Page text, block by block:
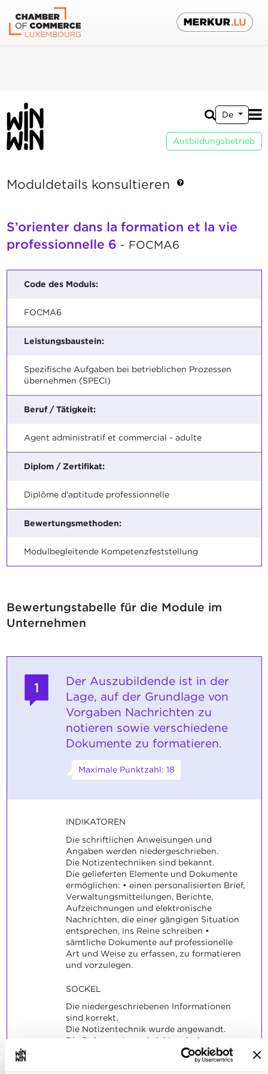
De
Ausbildungsbetrieb
Moduldetails konsultieren
S’orienter dans la formation et la vie
professionnelle 6 - FOCMA6
Code des Moduls:
FOCMA6
Leistungsbaustein:
Spezifische Aufgaben bei betrieblichen Prozessen
übernehmen (SPECI)
Beruf / Tätigkeit:
Agent administratif et commercial - adulte
Diplom / Zertifikat:
Diplôme d'aptitude professionnelle
Bewertungsmethoden:
Modulbegleitende Kompetenzfeststellung
Bewertungstabelle für die Module im
Unternehmen
1
Der Auszubildende ist in der
Lage, auf der Grundlage von
Vorgaben Nachrichten zu
notieren sowie verschiedene
Dokumente zu formatieren.
Maximale Punktzahl: 18
INDIKATOREN
Die schriftlichen Anweisungen und
Angaben werden niedergeschrieben.
Die Notizentechniken sind bekannt.
Die gelieferten Elemente und Dokumente
ermöglichen: • einen personalisierten Brief,
Verwaltungsmitteilungen, Berichte,
Aufzeichnungen und elektronische
Nachrichten, die einer gängigen Situation
entsprechen, ins Reine schreiben •
sämtliche Dokumente auf professionelle
Art und Weise zu erfassen, zu formatieren
und vorzulegen.
SOCKEL
Die niedergeschriebenen Informationen
sind korrekt.
Die Notizentechnik wurde angewandt.
Die Dokumente und elektronischen
Nachrichten enthalten vollständige, kurze
und lesbare Sätze (angemessener